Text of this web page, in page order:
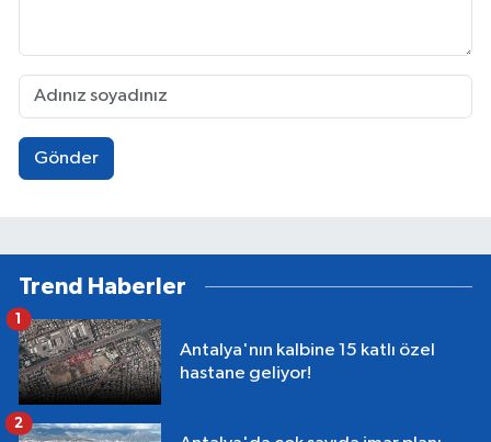
Gönder
Trend Haberler
Antalya'nın kalbine 15 katlı özel
hastane geliyor!
1
2